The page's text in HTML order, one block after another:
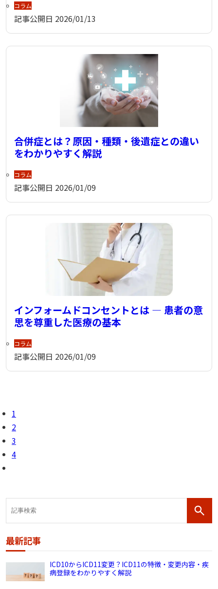
コラム
記事公開日 2026/01/13
合併症とは？原因・種類・後遺症との違い
をわかりやすく解説
コラム
記事公開日 2026/01/09
インフォームドコンセントとは — 患者の意
思を尊重した医療の基本
コラム
記事公開日 2026/01/09
1
2
3
4
最新記事
ICD10からICD11変更？ICD11の特徴・変更内容・疾
病登録をわかりやすく解説